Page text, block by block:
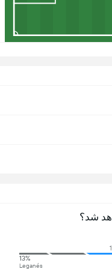
شد؟
13%
Leganés